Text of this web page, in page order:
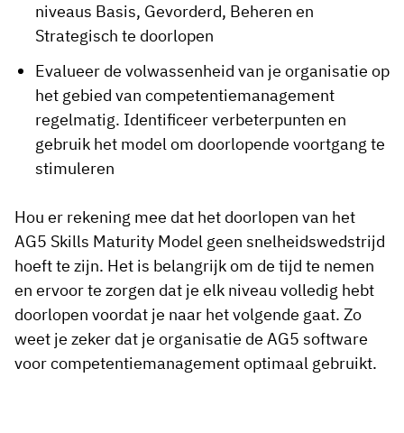
niveaus Basis, Gevorderd, Beheren en
Strategisch te doorlopen
Evalueer de volwassenheid van je organisatie op
het gebied van competentiemanagement
regelmatig. Identificeer verbeterpunten en
gebruik het model om doorlopende voortgang te
stimuleren
Hou er rekening mee dat het doorlopen van het
AG5 Skills Maturity Model geen snelheidswedstrijd
hoeft te zijn. Het is belangrijk om de tijd te nemen
en ervoor te zorgen dat je elk niveau volledig hebt
doorlopen voordat je naar het volgende gaat. Zo
weet je zeker dat je organisatie de AG5 software
voor competentiemanagement optimaal gebruikt.